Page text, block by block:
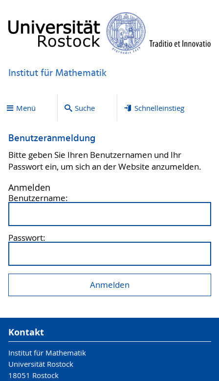
Institut für Mathematik
Menü Suche Schnelleinstieg
Benutzeranmeldung
Bitte geben Sie Ihren Benutzernamen und Ihr
Passwort ein, um sich an der Website anzumelden.
Anmelden
Benutzername:
Passwort:
Kontakt
Institut für Mathematik
Universität Rostock
18051 Rostock